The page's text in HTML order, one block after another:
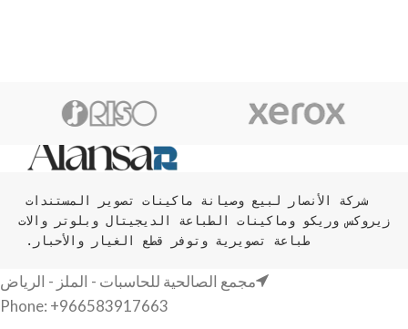
طباعة تصويرية وتوفر قطع الغيار والأحبار.
مجمع الصالحية للحاسبات - الملز - الرياض
Phone: +966583917663